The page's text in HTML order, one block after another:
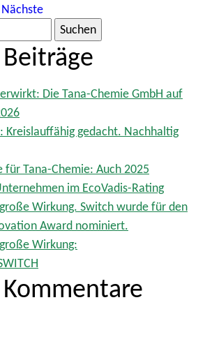
Nächste
Die Tana-Chemie GmbH auf
Kreislauffähig gedacht. Nachhaltig
für Tana-Chemie: Auch 2025
im EcoVadis-Rating
Wirkung. Switch wurde für den
Award nominiert.
Wirkung: